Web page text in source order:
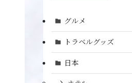
グルメ
トラベルグッズ
日本